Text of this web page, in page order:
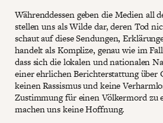
Währenddessen geben die Medien all
stellen uns als Wilde dar, deren Tod
schaut auf diese Sendungen,
handelt als Komplize, genau wie im
dass sich die lokalen und nationalen
einer ehrlichen Berichterstattung über
keinen Rassismus und keine
Zustimmung für einen Völkermord zu
machen uns keine Hoffnung.